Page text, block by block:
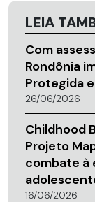
LEIA
Com
Rondônia
Protegida
26/06/2026
Childhood
Projeto
combate à
16/06/2026